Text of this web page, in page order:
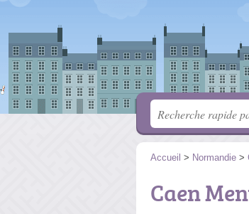
Accueil > Normandie >
Caen